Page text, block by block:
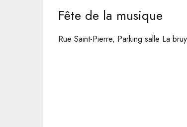
Fête de la musique
Rue Saint-Pierre, Parking salle La